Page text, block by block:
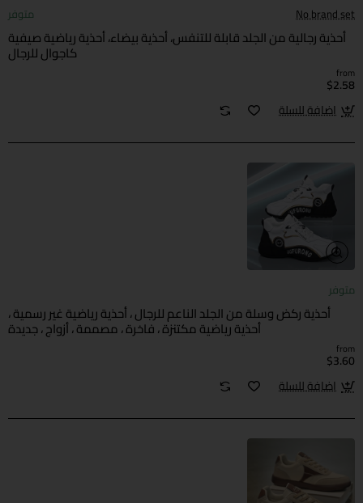
No brand set متوفر
أحذية رجالية من الجلد قابلة للتنفس، أحذية بيضاء، أحذية رياضية صيفية
كاجوال للرجال
from
$2.58
اضافة للسلة
متوفر
أحذية ركض وسلة من الجلد الناعم للرجال ، أحذية رياضية غير رسمية ،
أحذية رياضية مكتنزة ، فاخرة ، مصممة ، أزواج ، جديدة
from
$3.60
اضافة للسلة